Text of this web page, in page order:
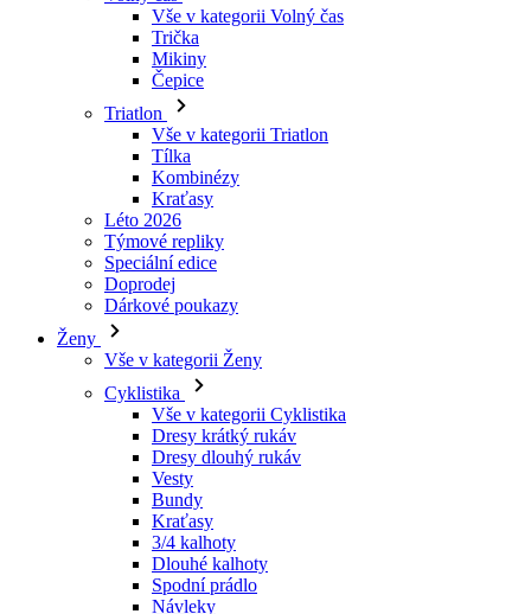
Triatlon
Vše v kategorii Triatlon
Tílka
Kombinézy
Kraťasy
Léto 2026
Týmové repliky
Speciální edice
Doprodej
Dárkové poukazy
Ženy
Vše v kategorii Ženy
Cyklistika
Vše v kategorii Cyklistika
Dresy dlouhý rukáv
Vesty
Bundy
Kraťasy
3/4 kalhoty
Dlouhé kalhoty
Spodní prádlo
Návleky
Čepice
Rukavice
Ponožky
Doplňky